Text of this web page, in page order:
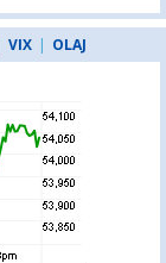
VIX | OLAJ